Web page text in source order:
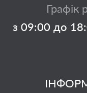
Графік
з 09:00 до